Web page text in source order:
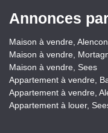
Annonces
Maison à vendre, Alencon
Maison à vendre,
Maison à vendre, Sees
Appartement à vendre,
Appartement à vendre,
Appartement à louer,